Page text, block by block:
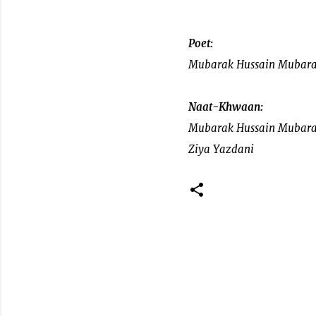
Poet:
Mubarak Hussain
Naat-Khwaan:
Mubarak Hussain
Ziya Yazdani